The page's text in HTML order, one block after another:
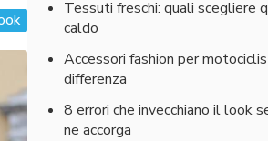
Tessuti freschi: quali scegliere
caldo
Accessori fashion per
differenza
8 errori che invecchiano il look
ne accorga